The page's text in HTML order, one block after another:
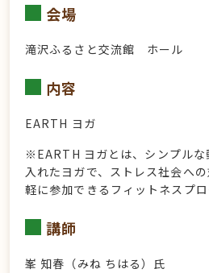
会場
滝沢ふるさと交流館 ホール
内容
EARTH ヨガ
※EARTH ヨガとは、シンプルな
入れたヨガで、ストレス社会へ
軽に参加できるフィットネスプロ
講師
峯 知春（みね ちはる）氏